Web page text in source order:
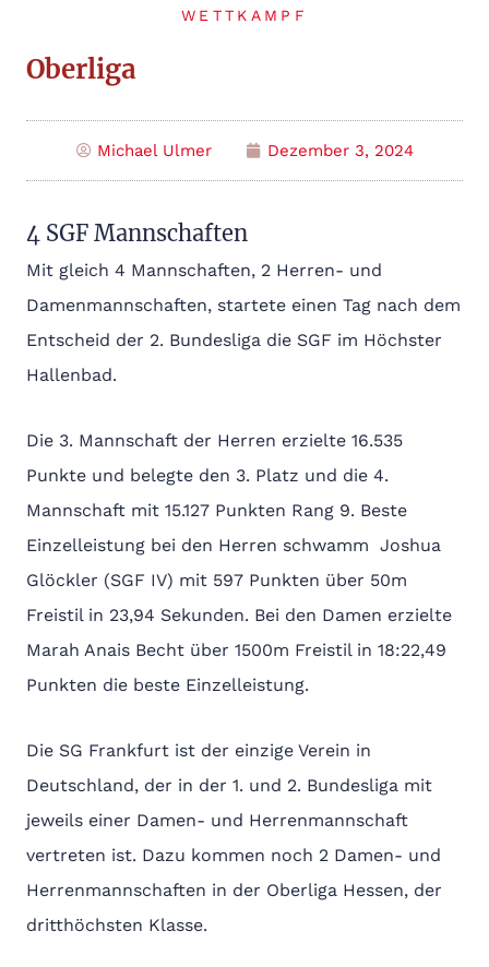
WETTKAMPF
Oberliga
Michael Ulmer Dezember 3, 2024
4 SGF Mannschaften
Mit gleich 4 Mannschaften, 2 Herren- und
Damenmannschaften, startete einen Tag nach dem
Entscheid der 2. Bundesliga die SGF im Höchster
Hallenbad.
Die 3. Mannschaft der Herren erzielte 16.535
Punkte und belegte den 3. Platz und die 4.
Mannschaft mit 15.127 Punkten Rang 9. Beste
Einzelleistung bei den Herren schwamm Joshua
Glöckler (SGF IV) mit 597 Punkten über 50m
Freistil in 23,94 Sekunden. Bei den Damen erzielte
Marah Anais Becht über 1500m Freistil in 18:22,49
Punkten die beste Einzelleistung.
Die SG Frankfurt ist der einzige Verein in
Deutschland, der in der 1. und 2. Bundesliga mit
jeweils einer Damen- und Herrenmannschaft
vertreten ist. Dazu kommen noch 2 Damen- und
Herrenmannschaften in der Oberliga Hessen, der
dritthöchsten Klasse.